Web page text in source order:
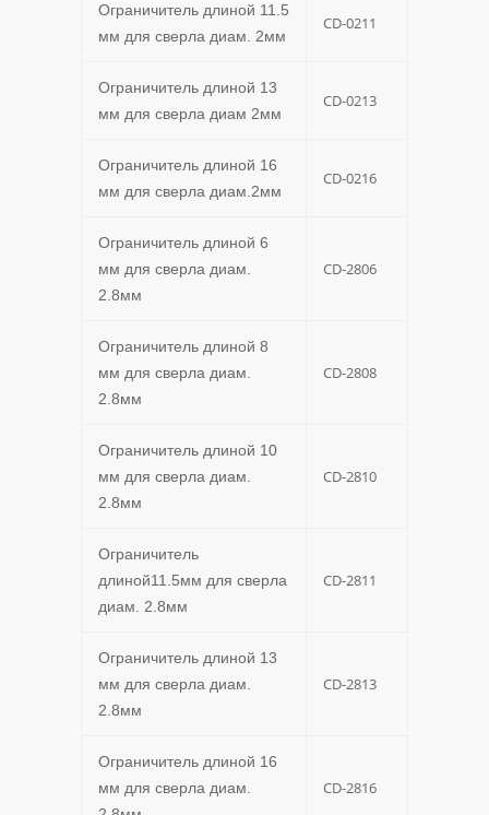
Ограничитель длиной 11.5
мм для сверла диам. 2мм
CD-0211
Ограничитель длиной 13
мм для сверла диам 2мм
CD-0213
Ограничитель длиной 16
мм для сверла диам.2мм
CD-0216
Ограничитель длиной 6
мм для сверла диам.
2.8мм
CD-2806
Ограничитель длиной 8
мм для сверла диам.
2.8мм
CD-2808
Ограничитель длиной 10
мм для сверла диам.
2.8мм
CD-2810
Ограничитель
длиной11.5мм для сверла
диам. 2.8мм
CD-2811
Ограничитель длиной 13
мм для сверла диам.
2.8мм
CD-2813
Ограничитель длиной 16
мм для сверла диам.
CD-2816